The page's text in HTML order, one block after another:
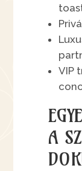
VIP
A